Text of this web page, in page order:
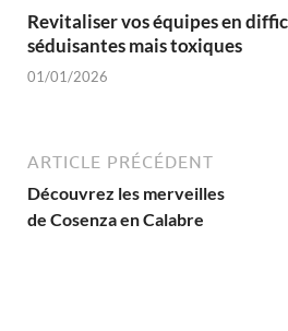
Revitaliser vos équipes en
séduisantes mais toxiques
01/01/2026
ARTICLE PRÉCÉDENT
Découvrez les merveilles
de Cosenza en Calabre